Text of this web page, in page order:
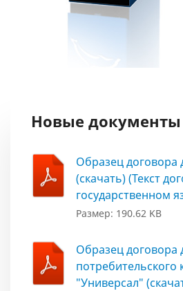
Новые документы
Образец договора
(скачать) (Текст
государственном
Размер: 190.62 KB
Образец договора
потребительского
"Универсал"